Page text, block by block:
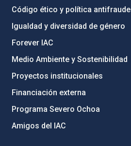
Código ético y política antifraude
Igualdad y diversidad de género
Forever IAC
Medio Ambiente y Sostenibilidad
Proyectos institucionales
Financiación externa
Programa Severo Ochoa
Amigos del IAC